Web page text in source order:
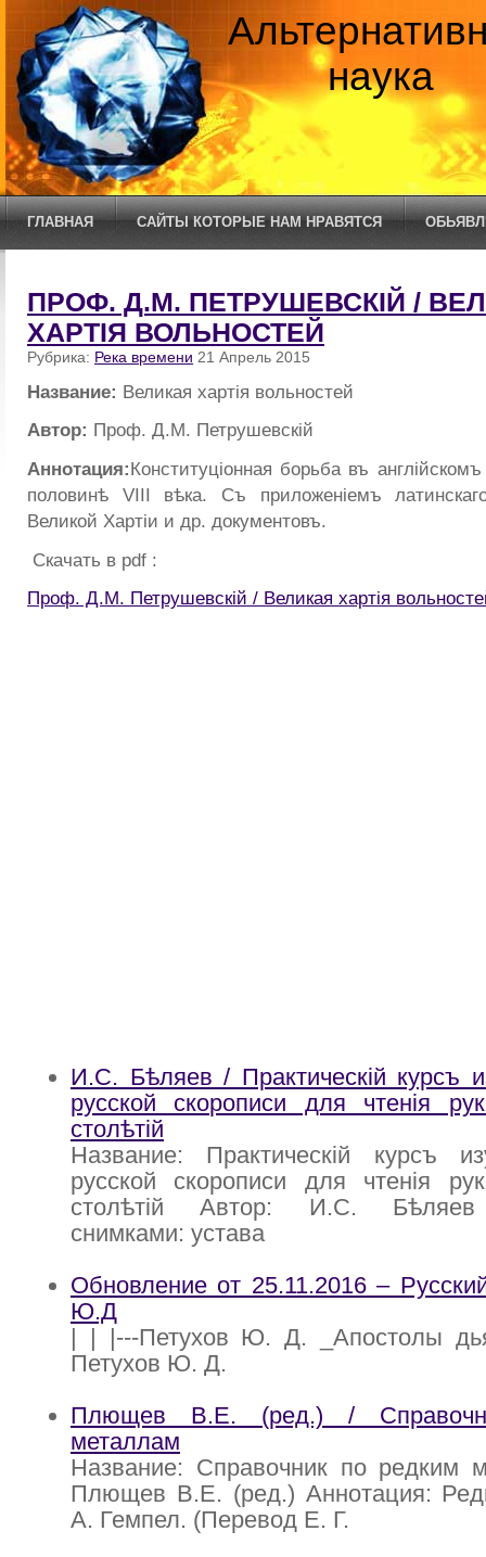
наука
ГЛАВНАЯ САЙТЫ КОТОРЫЕ НАМ НРАВЯТСЯ
ПРОФ. Д.М. ПЕТРУШЕВСКIЙ /
ХАРТIЯ ВОЛЬНОСТЕЙ
Рубрика: Река времени 21 Апрель 2015
Название: Великая хартiя вольностей
Автор: Проф. Д.М. Петрушевскiй
Аннотация:Конституцiонная борьба въ
половинѣ VIII вѣка. Съ приложенiемъ
Великой Хартiи и др. документовъ.
Скачать в pdf :
Проф. Д.М. Петрушевскiй / Великая хартiя
И.С. Бѣляев / Практическiй курсъ
русской скорописи для чтенiя
столѣтiй
Название: Практическiй курсъ
русской скорописи для чтенiя
столѣтiй Автор: И.С. Бѣляев
снимками: устава
Обновление от 25.11.2016 –
Ю.Д
| | |---Петухов Ю. Д. _Апостолы
Петухов Ю. Д.
Плющев В.Е. (ред.) /
металлам
Название: Справочник по редким
Плющев В.Е. (ред.) Аннотация:
А. Гемпел. (Перевод Е. Г.